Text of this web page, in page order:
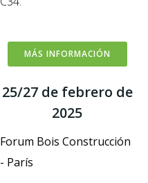
MÁS INFORMACIÓN
25/27 de febrero de
2025
Forum Bois Construcción
- París